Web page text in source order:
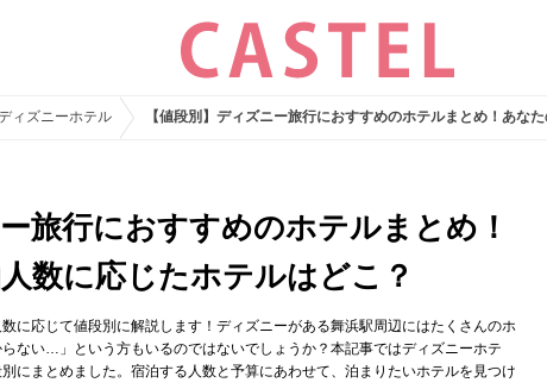
ィズニーホテル 【値段別】ディズニー旅行におすすめのホテルまとめ！あな
旅行におすすめのホテルまとめ！
数に応じたホテルはどこ？
に応じて値段別に解説します！ディズニーがある舞浜駅周辺にはたくさんのホ
ない…」という方もいるのではないでしょうか？本記事ではディズニーホテ
にまとめました。宿泊する人数と予算にあわせて、泊まりたいホテルを見つけ